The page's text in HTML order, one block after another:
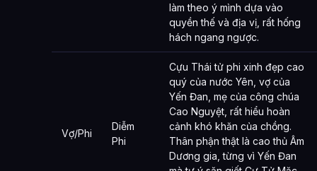
làm theo ý mình dựa vào
quyền thế và địa vị, rất hống
hách ngang ngược.
Vợ/Phi
Diễm
Phi
Cựu Thái tử phi xinh đẹp cao
quý của nước Yên, vợ của
Yến Đan, mẹ của công chúa
Cao Nguyệt, rất hiểu hoàn
cảnh khó khăn của chồng.
Thân phận thật là cao thủ Âm
Dương gia, từng vì Yến Đan